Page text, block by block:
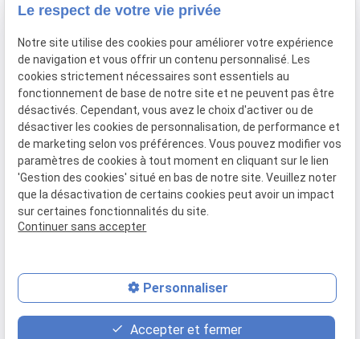
Droit des mineurs
Droit pénal
Droit des victimes
Actualités
Contact
Mentions
légales
Politique de
confidentialité
Gestion
Plan du
site
Siret :
place contact_page phone
Le respect de votre vie privée
Notre site utilise des cookies pour améliorer votre expérience
de navigation et vous offrir un contenu personnalisé. Les
cookies strictement nécessaires sont essentiels au
fonctionnement de base de notre site et ne peuvent pas être
désactivés. Cependant, vous avez le choix d'activer ou de
désactiver les cookies de personnalisation, de performance et
de marketing selon vos préférences. Vous pouvez modifier vos
paramètres de cookies à tout moment en cliquant sur le lien
'Gestion des cookies' situé en bas de notre site. Veuillez noter
que la désactivation de certains cookies peut avoir un impact
sur certaines fonctionnalités du site.
Continuer sans accepter
Personnaliser
Accepter et fermer